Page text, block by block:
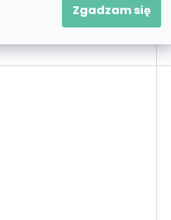
Zgadzam się
WYBIERAĆ